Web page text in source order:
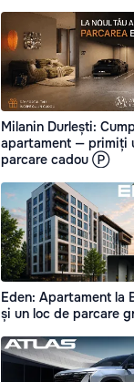
Milanin Durlești:
apartament — primiți
parcare cadou Ⓟ
Eden: Apartament la
și un loc de parcare